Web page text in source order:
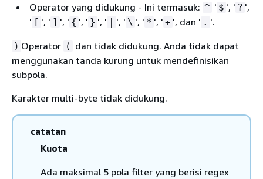
Operator yang didukung - Ini termasuk: ^ ' $ ', ' ? ',
' [ ', ' ] ', ' { ', ' } ', ' | ', ' \ ', ' * ', ' + ', dan ' . '.
) Operator ( dan tidak didukung. Anda tidak dapat
menggunakan tanda kurung untuk mendefinisikan
subpola.
Karakter multi-byte tidak didukung.
catatan
Kuota
Ada maksimal 5 pola filter yang berisi regex